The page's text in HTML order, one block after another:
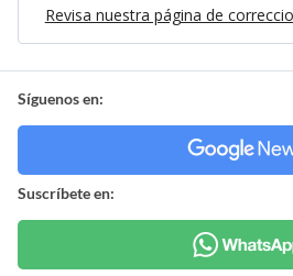
Revisa nuestra página de
Síguenos en:
Suscríbete en: